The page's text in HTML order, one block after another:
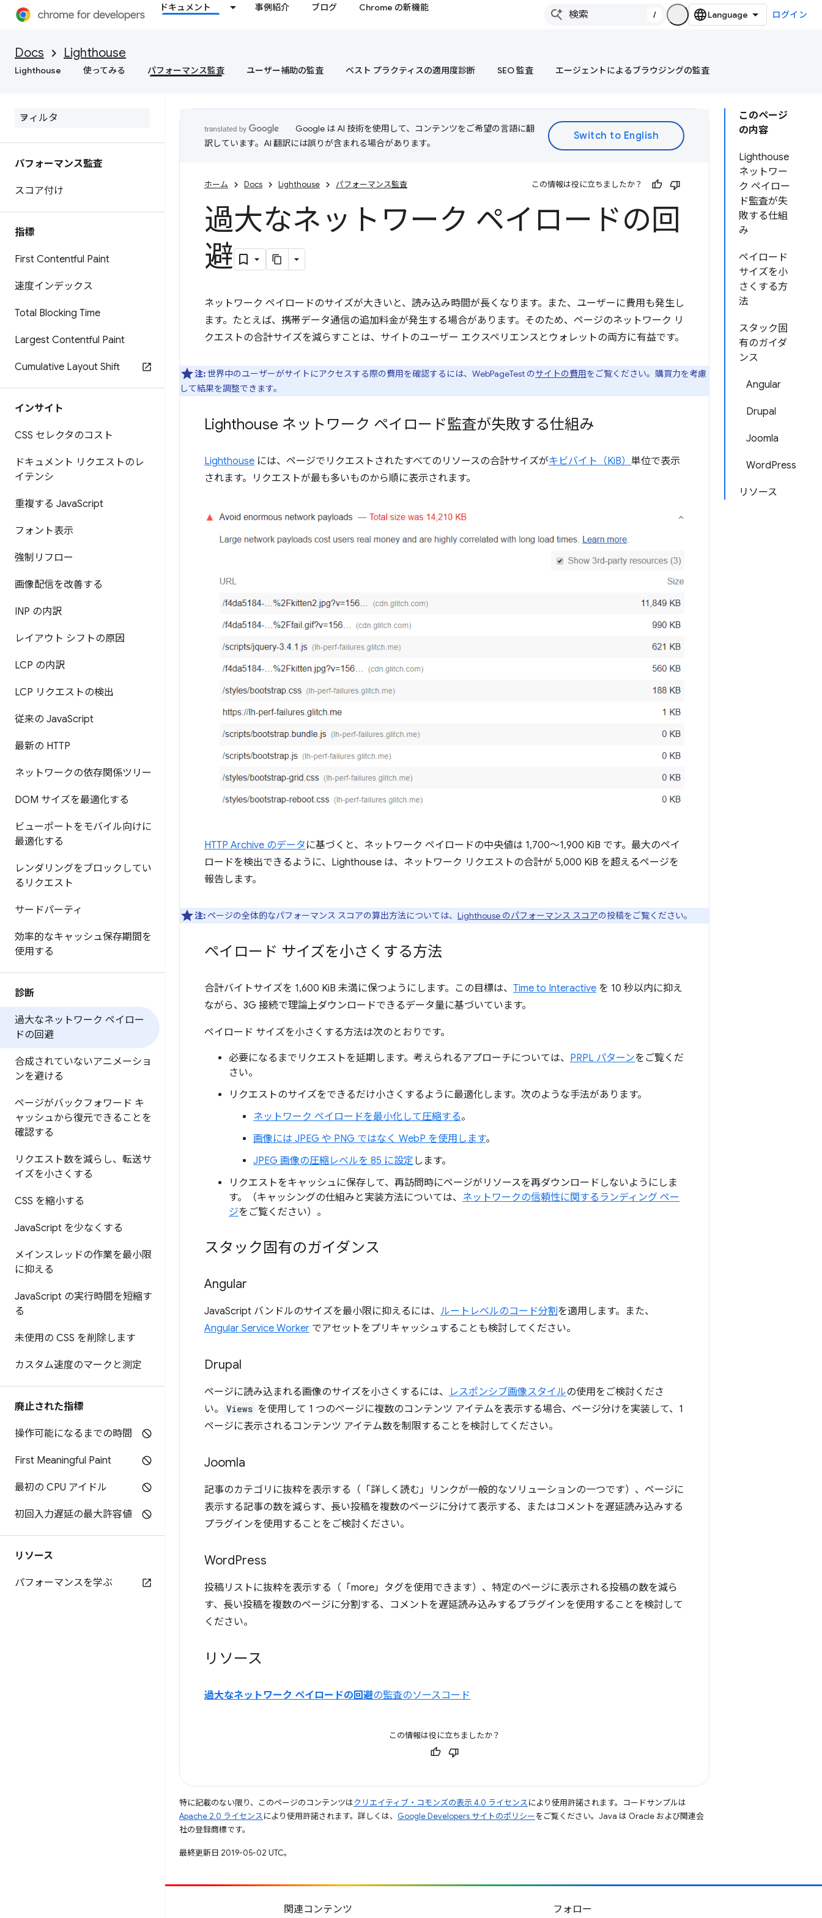
ドキュメント 事例紹介 ブログ Chrome の新機能
/ ログイン
Docs Lighthouse
Lighthouse 使ってみる パフォーマンス監査 ユーザー補助の監査 ベスト プラクティスの適用度診断 SEO 監査 エージェントによるブラウジングの監査
パフォーマンス監査
スコア付け
指標
First Contentful Paint
速度インデックス
Total Blocking Time
Largest Contentful Paint
Cumulative Layout Shift
インサイト
CSS セレクタのコスト
ドキュメント リクエストのレ
イテンシ
重複する JavaScript
フォント表示
強制リフロー
画像配信を改善する
INP の内訳
レイアウト シフトの原因
LCP の内訳
LCP リクエストの検出
従来の JavaScript
最新の HTTP
ネットワークの依存関係ツリー
DOM サイズを最適化する
ビューポートをモバイル向けに
最適化する
レンダリングをブロックしてい
るリクエスト
サードパーティ
効率的なキャッシュ保存期間を
使用する
診断
過大なネットワーク ペイロー
ドの回避
合成されていないアニメーショ
ンを避ける
ページがバックフォワード キ
ャッシュから復元できることを
確認する
リクエスト数を減らし、転送サ
イズを小さくする
CSS を縮小する
JavaScript を少なくする
メインスレッドの作業を最小限
に抑える
JavaScript の実行時間を短縮す
る
未使用の CSS を削除します
カスタム速度のマークと測定
廃止された指標
操作可能になるまでの時間
First Meaningful Paint
最初の CPU アイドル
初回入力遅延の最大許容値
リソース
パフォーマンスを学ぶ
このページ
の内容
Lighthouse
ネットワー
ク ペイロー
ド監査が失
敗する仕組
み
ペイロード
サイズを小
さくする方
法
スタック固
有のガイダ
ンス
Angular
Drupal
Joomla
WordPress
リソース
Google は AI 技術を使用して、コンテンツをご希望の言語に翻
訳しています。AI 翻訳には誤りが含まれる場合があります。
ホーム Docs Lighthouse パフォーマンス監査 この情報は役に立ちましたか？
過大なネットワーク ペイロードの回
避
ネットワーク ペイロードのサイズが大きいと、読み込み時間が長くなります。また、ユーザーに費用も発生し
ます。たとえば、携帯データ通信の追加料金が発生する場合があります。そのため、ページのネットワーク リ
クエストの合計サイズを減らすことは、サイトのユーザー エクスペリエンスとウォレットの両方に有益です。
注:世界中のユーザーがサイトにアクセスする際の費用を確認するには、WebPageTest のサイトの費用をご覧ください。購買力を考慮
して結果を調整できます。
Lighthouse ネットワーク ペイロード監査が失敗する仕組み
Lighthouse には、ページでリクエストされたすべてのリソースの合計サイズがキビバイト（KiB） 単位で表示
されます。リクエストが最も多いものから順に表示されます。
HTTP Archive のデータ に基づくと、ネットワーク ペイロードの中央値は 1,700～1,900 KiB です。最大のペイ
ロードを検出できるように、Lighthouse は、ネットワーク リクエストの合計が 5,000 KiB を超えるページを
報告します。
注: ページの全体的なパフォーマンス スコアの算出方法については、 Lighthouse のパフォーマンス スコアの投稿をご覧ください。
ペイロード サイズを小さくする方法
合計バイトサイズを 1,600 KiB 未満に保つようにします。この目標は、 Time to Interactive を 10 秒以内に抑え
ながら、3G 接続で理論上ダウンロードできるデータ量に基づいています。
ペイロード サイズを小さくする方法は次のとおりです。
必要になるまでリクエストを延期します。考えられるアプローチについては、 PRPL パターンをご覧くだ
さい。
リクエストのサイズをできるだけ小さくするように最適化します。次のような手法があります。
ネットワーク ペイロードを最小化して圧縮する。
画像には JPEG や PNG ではなく WebP を使用します。
JPEG 画像の圧縮レベルを 85 に設定 します。
リクエストをキャッシュに保存して、再訪問時にページがリソースを再ダウンロードしないようにしま
す。（キャッシングの仕組みと実装方法については、 ネットワークの信頼性に関するランディング ペー
ジをご覧ください）。
スタック固有のガイダンス
Angular
JavaScript バンドルのサイズを最小限に抑えるには、 ルートレベルのコード分割を適用します。また、
Angular Service Worker でアセットをプリキャッシュすることも検討してください。
Drupal
ページに読み込まれる画像のサイズを小さくするには、 レスポンシブ画像スタイルの使用をご検討くださ
い。
Views を使用して 1 つのページに複数のコンテンツ アイテムを表示する場合、ページ分けを実装して、1
ページに表示されるコンテンツ アイテム数を制限することを検討してください。
Joomla
記事のカテゴリに抜粋を表示する（「詳しく読む」リンクが一般的なソリューションの一つです）、ページに
表示する記事の数を減らす、長い投稿を複数のページに分けて表示する、またはコメントを遅延読み込みする
プラグインを使用することをご検討ください。
WordPress
投稿リストに抜粋を表示する（「more」タグを使用できます）、特定のページに表示される投稿の数を減ら
す、長い投稿を複数のページに分割する、コメントを遅延読み込みするプラグインを使用することを検討して
ください。
リソース
過大なネットワーク ペイロードの回避の監査のソースコード
この情報は役に立ちましたか？
特に記載のない限り、このページのコンテンツはクリエイティブ・コモンズの表示 4.0 ライセンスにより使用許諾されます。コードサンプルは
Apache 2.0 ライセンスにより使用許諾されます。詳しくは、 Google Developers サイトのポリシーをご覧ください。Java は Oracle および関連会
社の登録商標です。
最終更新日 2019-05-02 UTC。
関連コンテンツ フォロー